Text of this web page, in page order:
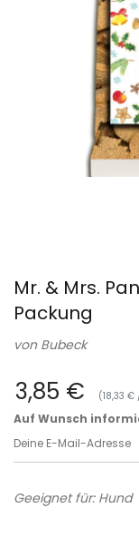
Mr. & Mrs.
Packung
von Bubeck
3,85 € (18,33 €
Auf Wunsch
Geeignet für: Hund